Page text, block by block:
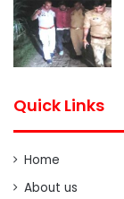
Quick Links
Home
About us